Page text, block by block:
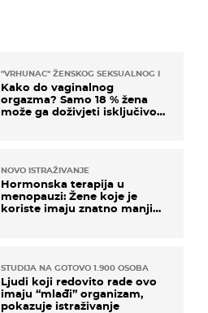
"VRHUNAC" ŽENSKOG SEKSUALNOG ISKUSTVA
Kako do vaginalnog
orgazma? Samo 18 % žena
može ga doživjeti isključivo
NOVO ISTRAŽIVANJE
Hormonska terapija u
menopauzi: Žene koje je
koriste imaju znatno manji
STUDIJA NA GOTOVO 1.900 OSOBA
Ljudi koji redovito rade ovo
imaju “mlađi” organizam,
pokazuje istraživanje